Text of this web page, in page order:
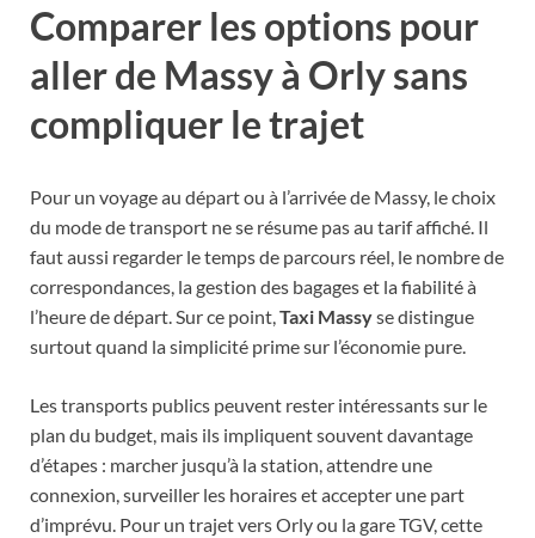
Comparer les options pour
aller de Massy à Orly sans
compliquer le trajet
Pour un voyage au départ ou à l’arrivée de Massy, le choix
du mode de transport ne se résume pas au tarif affiché. Il
faut aussi regarder le temps de parcours réel, le nombre de
correspondances, la gestion des bagages et la fiabilité à
l’heure de départ. Sur ce point,Taxi Massyse distingue
surtout quand la simplicité prime sur l’économie pure.
Les transports publics peuvent rester intéressants sur le
plan du budget, mais ils impliquent souvent davantage
d’étapes : marcher jusqu’à la station, attendre une
connexion, surveiller les horaires et accepter une part
d’imprévu. Pour un trajet vers Orly ou la gare TGV, cette